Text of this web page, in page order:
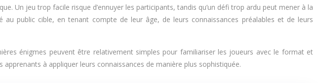
Un jeu trop facile risque d’ennuyer les participants, tandis qu’un défi trop ardu peut mener à la
public cible, en tenant compte de leur âge, de leurs connaissances préalables et de leurs
énigmes peuvent être relativement simples pour familiariser les joueurs avec le format et
à appliquer leurs connaissances de manière plus sophistiquée.